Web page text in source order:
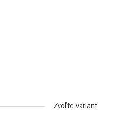
Zvoľte variant